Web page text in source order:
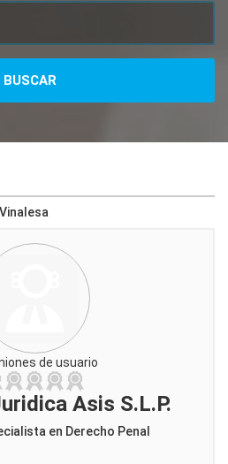
de usuario
Asis S.L.P.
en Derecho Penal